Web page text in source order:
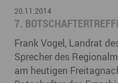
20.11.2014
7.
Frank Vogel, Landrat
Sprecher des
am heutigen